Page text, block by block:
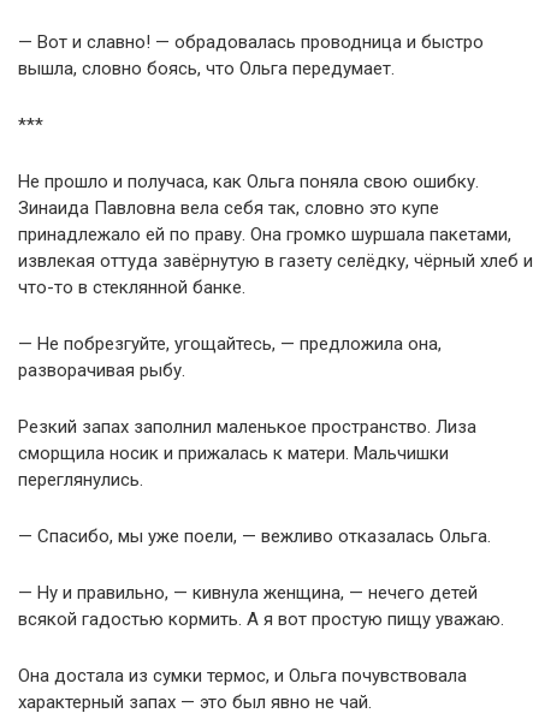
— Вот и славно! — обрадовалась проводница и быстро
вышла, словно боясь, что Ольга передумает.
***
Не прошло и получаса, как Ольга поняла свою ошибку.
Зинаида Павловна вела себя так, словно это купе
принадлежало ей по праву. Она громко шуршала пакетами,
извлекая оттуда завёрнутую в газету селёдку, чёрный хлеб и
что-то в стеклянной банке.
— Не побрезгуйте, угощайтесь, — предложила она,
разворачивая рыбу.
Резкий запах заполнил маленькое пространство. Лиза
сморщила носик и прижалась к матери. Мальчишки
переглянулись.
— Спасибо, мы уже поели, — вежливо отказалась Ольга.
— Ну и правильно, — кивнула женщина, — нечего детей
всякой гадостью кормить. А я вот простую пищу уважаю.
Она достала из сумки термос, и Ольга почувствовала
характерный запах — это был явно не чай.